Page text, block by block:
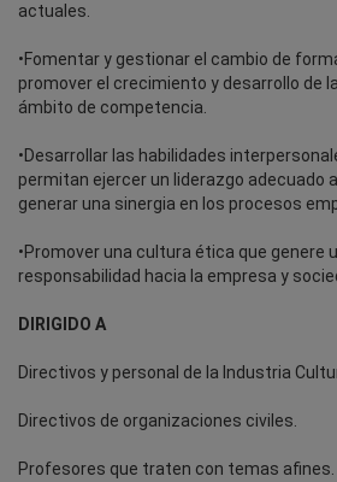
actuales.
•Fomentar y gestionar el cambio de
promover el crecimiento y desarrollo de
ámbito de competencia.
•Desarrollar las habilidades
permitan ejercer un liderazgo adecuado
generar una sinergia en los procesos
•Promover una cultura ética que genere
responsabilidad hacia la empresa y
DIRIGIDO A
Directivos y personal de la Industria
Directivos de organizaciones civiles.
Profesores que traten con temas afines.